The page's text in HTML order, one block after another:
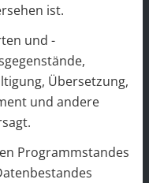
ist.
und -
Übersetzung,
und andere
Programmstandes